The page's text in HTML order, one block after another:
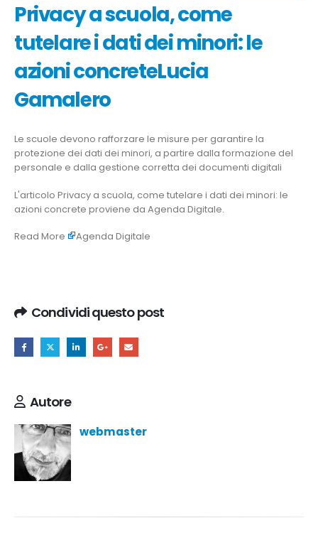
Privacy a scuola, come
tutelare i dati dei minori: le
azioni concreteLucia
Gamalero
Le scuole devono rafforzare le misure per garantire la
protezione dei dati dei minori, a partire dalla formazione del
personale e dalla gestione corretta dei documenti digitali
L'articolo Privacy a scuola, come tutelare i dati dei minori: le
azioni concrete proviene da Agenda Digitale.
Read More Agenda Digitale
Condividi questo post
Autore
webmaster